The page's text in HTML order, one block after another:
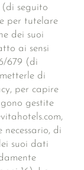
seguito
per tutelare
dei suoi
ai sensi
679 (di
di
per capire
gestite
necessario, di
suoi dati